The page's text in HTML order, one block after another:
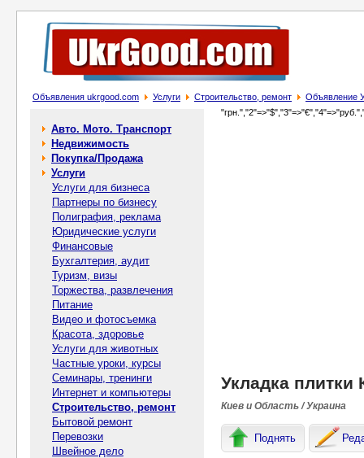
Объявления ukrgood.com Услуги Строительство, ремонт Объявление
Авто. Мото. Транспорт
Недвижимость
Покупка/Продажа
Услуги
Услуги для бизнеса
Партнеры по бизнесу
Полиграфия, реклама
Юридические услуги
Финансовые
Бухгалтерия, аудит
Туризм, визы
Торжества, развлечения
Питание
Видео и фотосъемка
Красота, здоровье
Услуги для животных
Частные уроки, курсы
Семинары, тренинги
Интернет и компьютеры
Строительство, ремонт
Бытовой ремонт
Перевозки
Швейное дело
Укладка плитки
Киев и Область / Украина
Поднять